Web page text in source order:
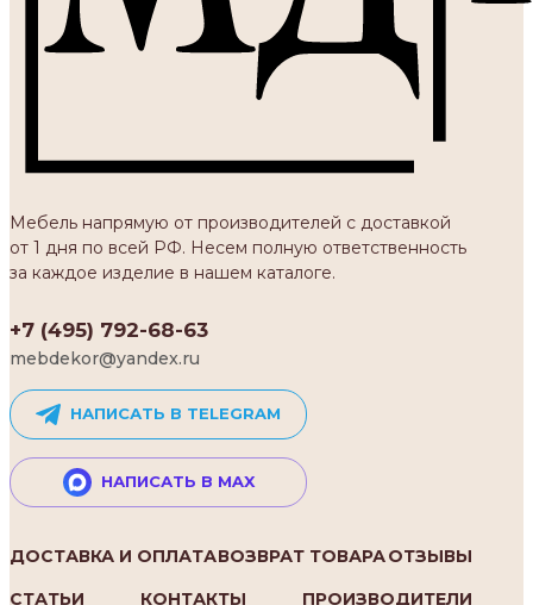
Мебель напрямую от производителей с доставкой
от 1 дня по всей РФ. Несем полную ответственность
за каждое изделие в нашем каталоге.
+7 (495) 792-68-63
mebdekor@yandex.ru
НАПИСАТЬ В TELEGRAM
НАПИСАТЬ В MAX
ДОСТАВКА И ОПЛАТАВОЗВРАТ ТОВАРАОТЗЫВЫ
СТАТЬИ
КОНТАКТЫ
ПРОИЗВОДИТЕЛИ